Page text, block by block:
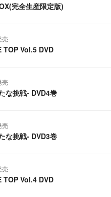
完全生産限定版)
売
TOP Vol.5 DVD
売
な挑戦- DVD4巻
売
な挑戦- DVD3巻
売
TOP Vol.4 DVD